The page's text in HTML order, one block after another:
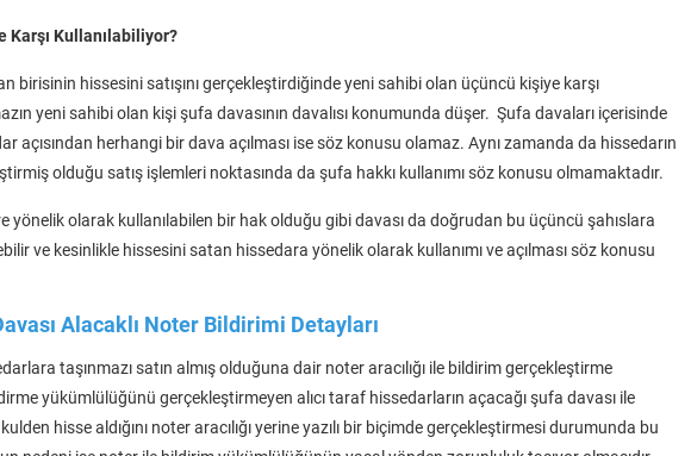
Karşı Kullanılabiliyor?
birisinin hissesini satışını gerçekleştirdiğinde yeni sahibi olan üçüncü kişiye karşı
yeni sahibi olan kişi şufa davasının davalısı konumunda düşer. Şufa davaları içerisinde
açısından herhangi bir dava açılması ise söz konusu olamaz. Aynı zamanda da hissedarın
olduğu satış işlemleri noktasında da şufa hakkı kullanımı söz konusu olmamaktadır.
yönelik olarak kullanılabilen bir hak olduğu gibi davası da doğrudan bu üçüncü şahıslara
ve kesinlikle hissesini satan hissedara yönelik olarak kullanımı ve açılması söz konusu
Alacaklı Noter Bildirimi Detayları
taşınmazı satın almış olduğuna dair noter aracılığı ile bildirim gerçekleştirme
yükümlülüğünü gerçekleştirmeyen alıcı taraf hissedarların açacağı şufa davası ile
hisse aldığını noter aracılığı yerine yazılı bir biçimde gerçekleştirmesi durumunda bu